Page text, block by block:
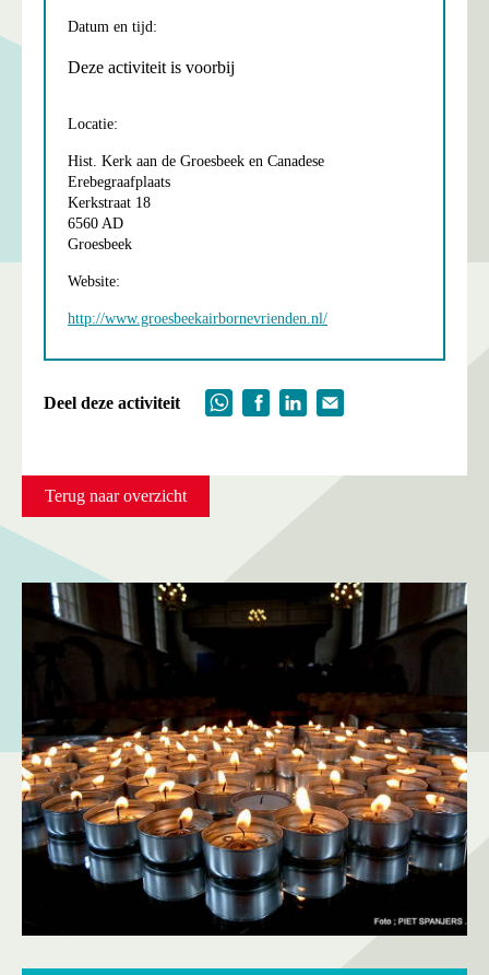
Datum en tijd:
Deze activiteit is voorbij
Locatie:
Hist. Kerk aan de Groesbeek en Canadese
Erebegraafplaats
Kerkstraat 18
6560 AD
Groesbeek
Website:
http://www.groesbeekairbornevrienden.nl/
Deel deze activiteit
Terug naar overzicht